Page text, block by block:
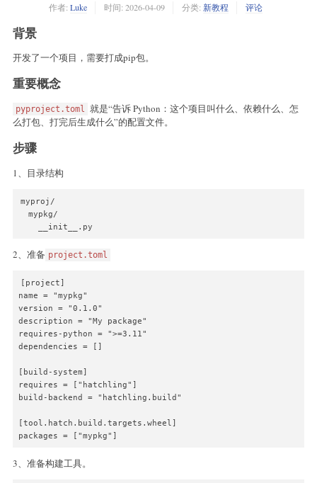
作者: Luke 时间: 2026-04-09 分类: 新教程 评论
背景
开发了一个项目，需要打成pip包。
重要概念
pyproject.toml 就是“告诉 Python：这个项目叫什么、依赖什么、怎
么打包、打完后生成什么”的配置文件。
步骤
1、目录结构
myproj/
  mypkg/
    __init__.py
2、准备 project.toml
[project]
name = "mypkg"
version = "0.1.0"
description = "My package"
requires-python = ">=3.11"
dependencies = []
[build-system]
requires = ["hatchling"]
build-backend = "hatchling.build"
[tool.hatch.build.targets.wheel]
packages = ["mypkg"]
3、准备构建工具。